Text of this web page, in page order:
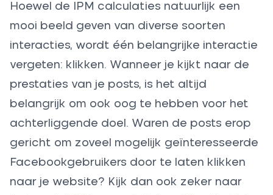
Hoewel de IPM calculaties natuurlijk een
mooi beeld geven van diverse soorten
interacties, wordt één belangrijke interactie
vergeten: klikken. Wanneer je kijkt naar de
prestaties van je posts, is het altijd
belangrijk om ook oog te hebben voor het
achterliggende doel. Waren de posts erop
gericht om zoveel mogelijk geïnteresseerde
Facebookgebruikers door te laten klikken
naar je website? Kijk dan ook zeker naar